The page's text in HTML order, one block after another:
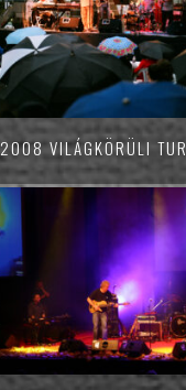
2008 VILÁGKÖRÜLI